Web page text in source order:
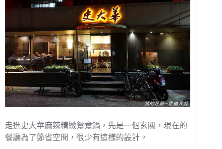
走進史大華麻辣精緻鴛鴦鍋，先是一個玄關，現在的
餐廳為了節省空間，很少有這樣的設計。